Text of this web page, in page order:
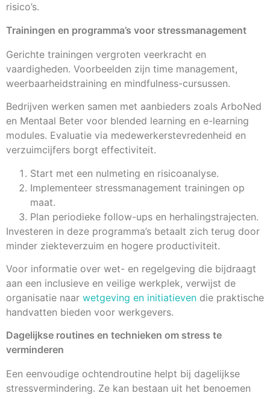
risico’s.
Trainingen en programma’s voor stressmanagement
Gerichte trainingen vergroten veerkracht en
vaardigheden. Voorbeelden zijn time management,
weerbaarheidstraining en mindfulness-cursussen.
Bedrijven werken samen met aanbieders zoals ArboNed
en Mentaal Beter voor blended learning en e-learning
modules. Evaluatie via medewerkerstevredenheid en
verzuimcijfers borgt effectiviteit.
Start met een nulmeting en risicoanalyse.
Implementeer stressmanagement trainingen op
maat.
Plan periodieke follow-ups en herhalingstrajecten.
Investeren in deze programma’s betaalt zich terug door
minder ziekteverzuim en hogere productiviteit.
Voor informatie over wet- en regelgeving die bijdraagt
aan een inclusieve en veilige werkplek, verwijst de
organisatie naar wetgeving en initiatieven die praktische
handvatten bieden voor werkgevers.
Dagelijkse routines en technieken om stress te
verminderen
Een eenvoudige ochtendroutine helpt bij dagelijkse
stressvermindering. Ze kan bestaan uit het benoemen